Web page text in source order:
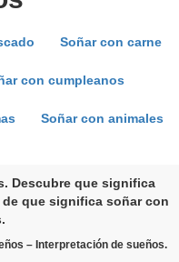
Soñar con carne
con cumpleanos
Soñar con animales
Descubre que significa
que significa soñar con
– Interpretación de sueños.